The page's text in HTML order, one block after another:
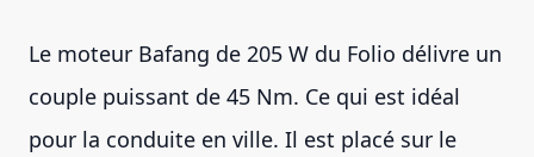
Le moteur Bafang de 205 W du Folio délivre un
couple puissant de 45 Nm. Ce qui est idéal
pour la conduite en ville. Il est placé sur le